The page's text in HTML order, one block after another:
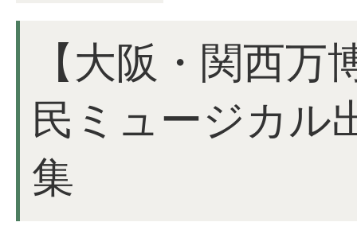
【大阪・関西万
民ミュージカル
集